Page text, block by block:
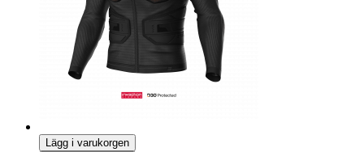
Lägg i varukorgen